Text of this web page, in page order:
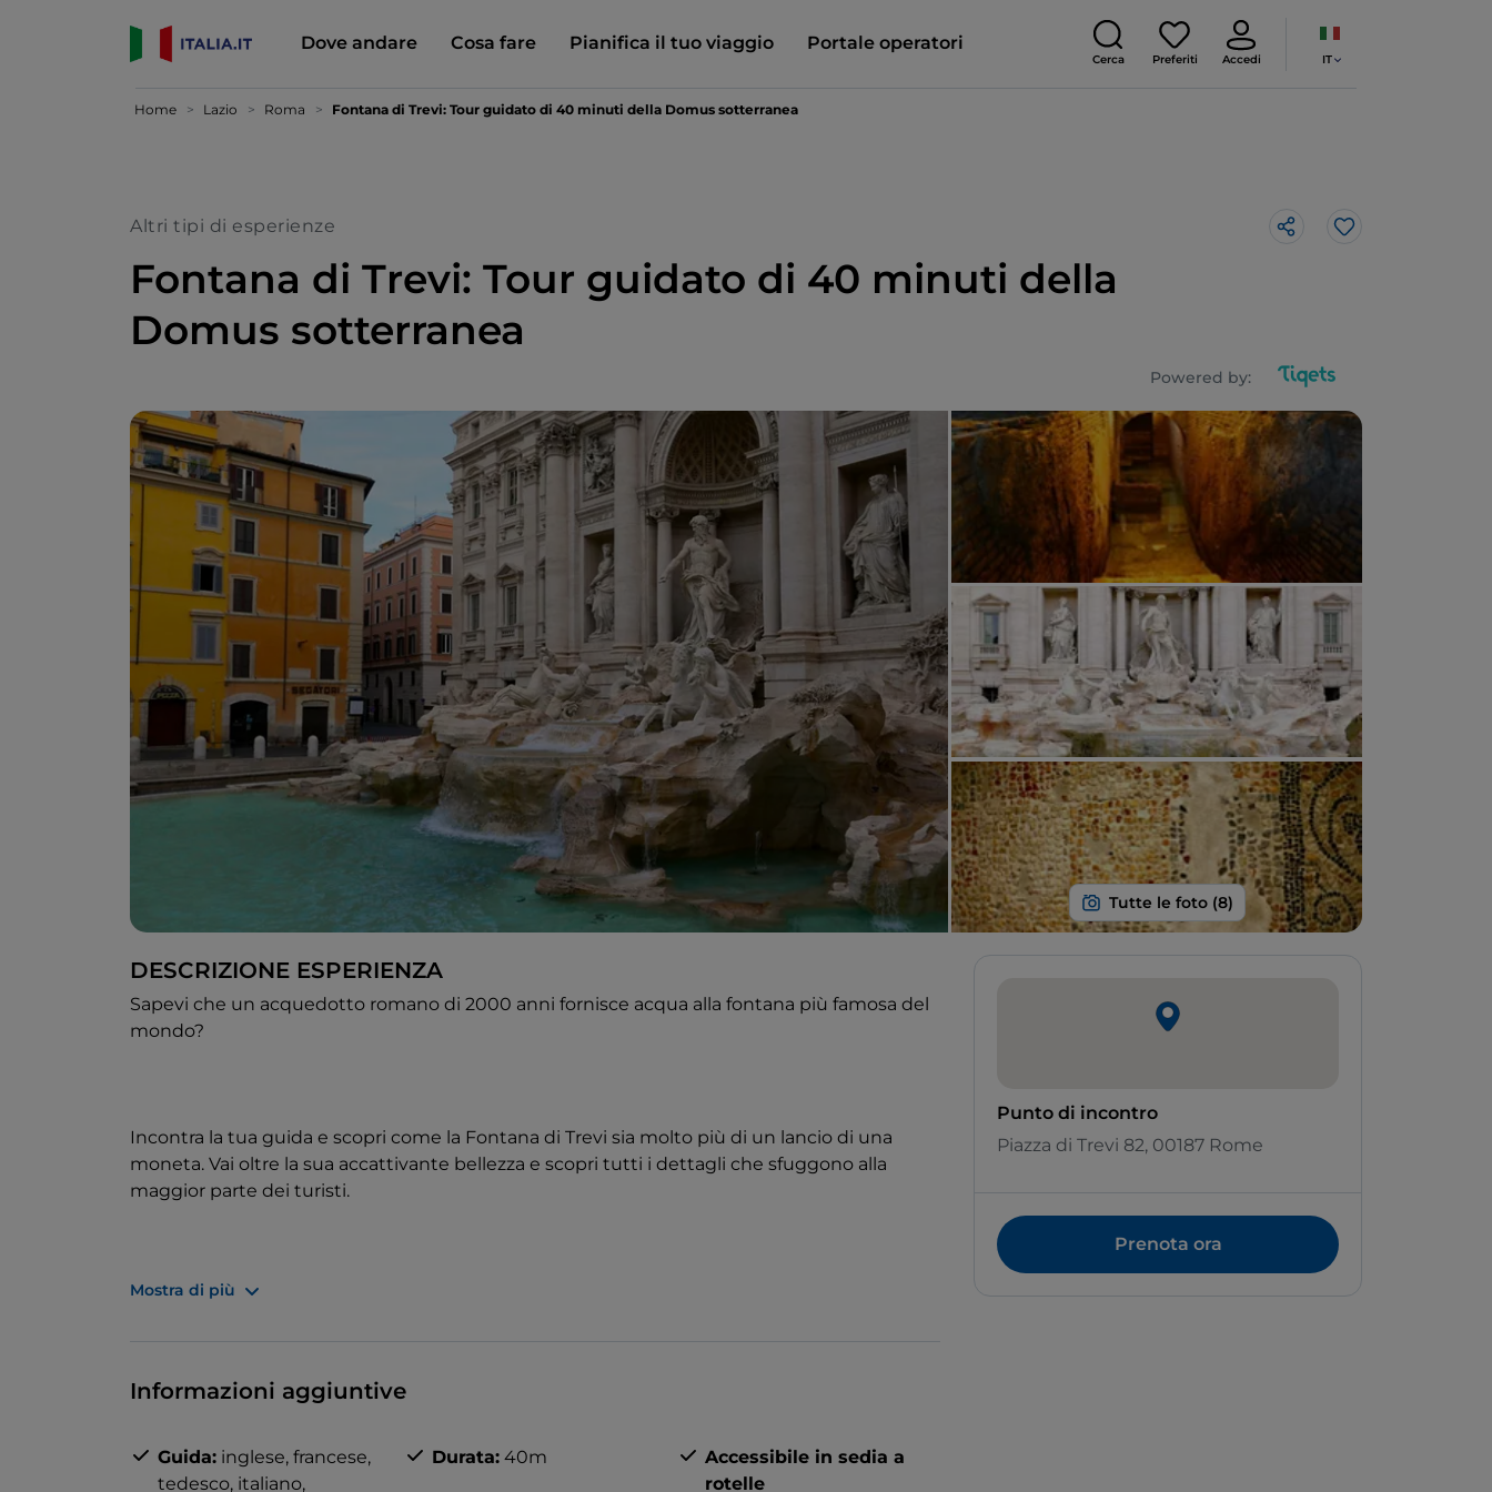
Dove andare Cosa fare Pianifica il tuo viaggio Portale operatori
Cerca Preferiti Accedi IT
Home Lazio Roma Fontana di Trevi: Tour guidato di 40 minuti della Domus sotterranea
Altri tipi di esperienze
Fontana di Trevi: Tour guidato di 40 minuti della
Domus sotterranea
Powered by:
Like
DESCRIZIONE ESPERIENZA
Sapevi che un acquedotto romano di 2000 anni fornisce acqua alla fontana più famosa del
mondo?
Incontra la tua guida e scopri come la Fontana di Trevi sia molto più di un lancio di una
moneta. Vai oltre la sua accattivante bellezza e scopri tutti i dettagli che sfuggono alla
maggior parte dei turisti.
Scopri la sua affascinante storia e lasciati incantare dalle figure mitologiche che prendono
Senti e ascolta la potenza dell’acqua, e cogli il messaggio di questo capolavoro come inteso
dal suo creatore. Ammira la fusione tra bellezza e genialità.
Poi immergiti nel sito archeologico recentemente riportato alla luce, a nove metri di
profondità! Scopri l’unico acquedotto antico ancora funzionante che alimenta la fontana
Mostra di più
Informazioni aggiuntive
Guida: inglese, francese,
tedesco, italiano,
Durata:40m
Accessibile in sedia a
rotelle
Punto di incontro
Piazza di Trevi 82, 00187 Rome
Prenota ora